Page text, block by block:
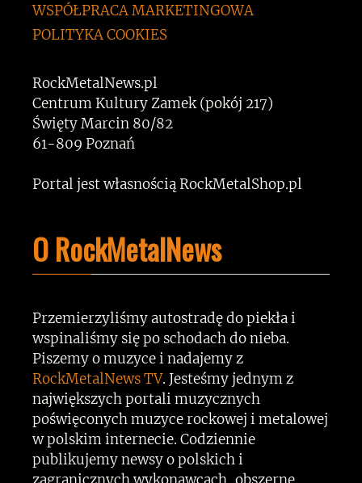
WSPÓŁPRACA MARKETINGOWA
POLITYKA COOKIES
RockMetalNews.pl
Centrum Kultury Zamek (pokój 217)
Święty Marcin 80/82
61-809 Poznań
Portal jest własnością RockMetalShop.pl
O RockMetalNews
Przemierzyliśmy autostradę do piekła i
wspinaliśmy się po schodach do nieba.
Piszemy o muzyce i nadajemy z
RockMetalNews TV. Jesteśmy jednym z
największych portali muzycznych
poświęconych muzyce rockowej i metalowej
w polskim internecie. Codziennie
publikujemy newsy o polskich i